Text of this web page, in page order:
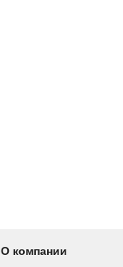
О компании